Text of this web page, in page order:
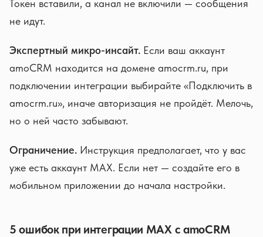
Токен вставили, а канал не включили — сообщения
не идут.
Экспертный микро-инсайт. Если ваш аккаунт
amoCRM находится на домене amocrm.ru, при
подключении интеграции выбирайте «Подключить в
amocrm.ru», иначе авторизация не пройдёт. Мелочь,
но о ней часто забывают.
Ограничение. Инструкция предполагает, что у вас
уже есть аккаунт MAX. Если нет — создайте его в
мобильном приложении до начала настройки.
5 ошибок при интеграции MAX с amoCRM